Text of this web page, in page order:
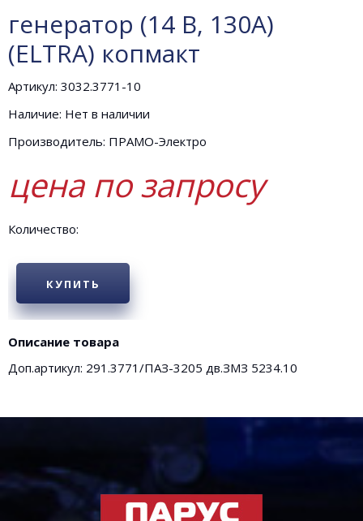
генератор (14 В, 130А)
(ELTRA) копмакт
Артикул: 3032.3771-10
Наличие: Нет в наличии
Производитель: ПРАМО-Электро
цена по запросу
Количество:
КУПИТЬ
Описание товара
Доп.артикул: 291.3771/ПАЗ-3205 дв.ЗМЗ 5234.10